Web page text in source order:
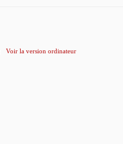
Voir la version ordinateur